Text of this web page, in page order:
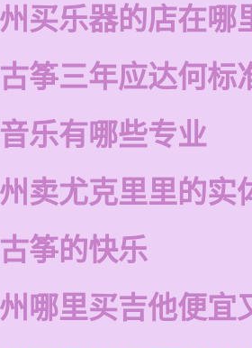
买乐器的店在哪
筝三年应达何标
乐有哪些专业
卖尤克里里的实
筝的快乐
哪里买吉他便宜